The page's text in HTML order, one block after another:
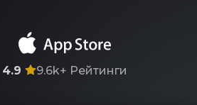
4.9 9.6k+ Рейтинги